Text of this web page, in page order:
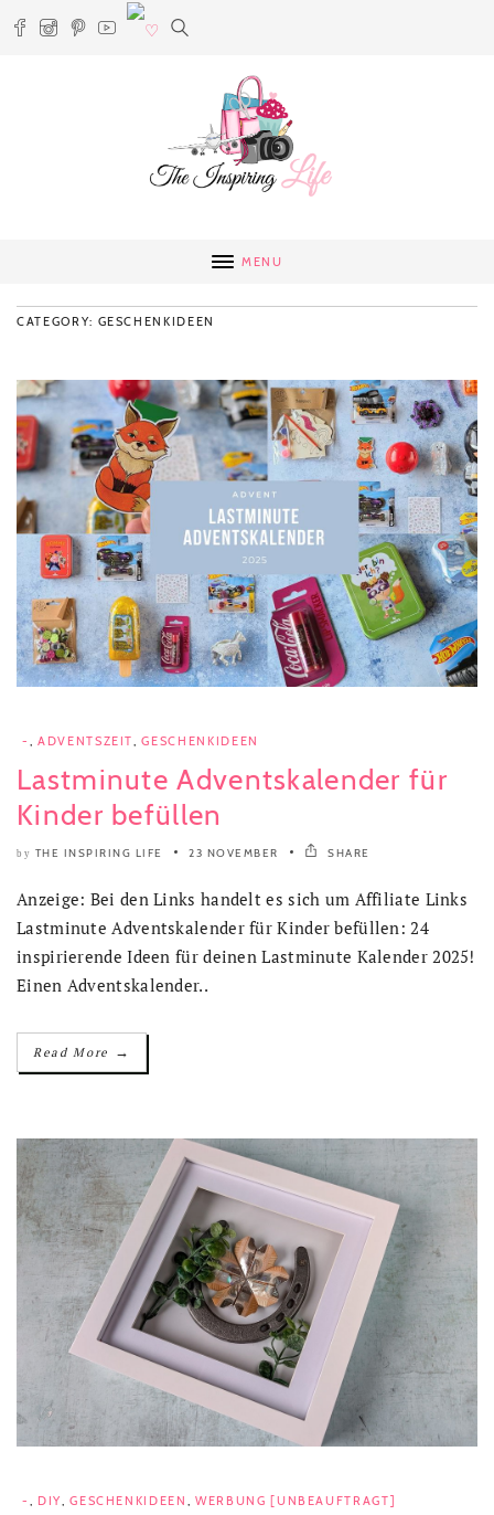
MENU
CATEGORY: GESCHENKIDEEN
- , ADVENTSZEIT,GESCHENKIDEEN
Lastminute Adventskalender für
Kinder befüllen
by THE INSPIRING LIFE 23 NOVEMBER SHARE
Anzeige: Bei den Links handelt es sich um Affiliate Links
Lastminute Adventskalender für Kinder befüllen: 24
inspirierende Ideen für deinen Lastminute Kalender 2025!
Einen Adventskalender..
Read More →
- DIY ,GESCHENKIDEEN WERBUNG [UNBEAUFTRAGT]